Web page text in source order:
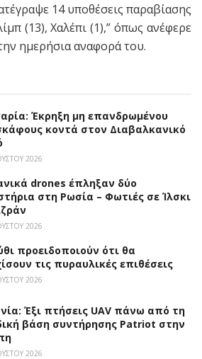
14 υποθέσεις παραβίασης
(13), Χαλέπι (1),” όπως ανέφερε
ημερήσια αναφορά του.
Έκρηξη μη επανδρωμένου
κοντά στον Διαβαλκανικό
2026
drones έπληξαν δύο
στη Ρωσία – Φωτιές σε Ίλσκι
2026
προειδοποιούν ότι θα
τις πυραυλικές επιθέσεις
2026
Έξι πτήσεις UAV πάνω από τη
βάση συντήρησης Patriot στην
2026